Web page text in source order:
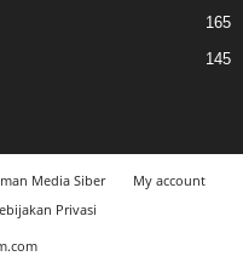
165
145
Media Siber
My account
Privasi